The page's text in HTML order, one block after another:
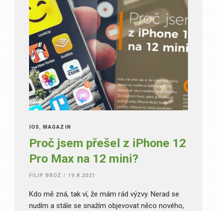
IOS, MAGAZÍN
Proč jsem přešel z iPhone 12
Pro Max na 12 mini?
FILIP BROŽ / 19.8.2021
Kdo mě zná, tak ví, že mám rád výzvy. Nerad se
nudím a stále se snažím objevovat něco nového,